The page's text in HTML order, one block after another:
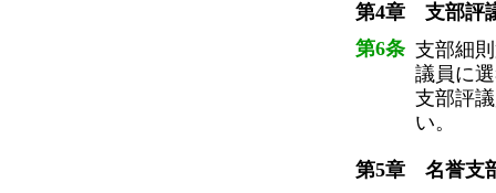
第4章 支部評
第6条 支部細
議員に
支部評
い。
第5章 名誉支